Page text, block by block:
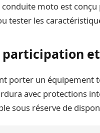
conduite moto est
tester les
participation
porter un équipement
avec protections
sous réserve de